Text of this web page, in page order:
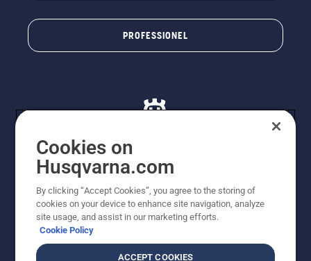
PROFESSIONEL
viste priser er vejledende udsalgspriser. Der tages
forbehold for stave- og trykfejl samt prisændringer. Vi
stræber efter at have så nøjagtige oplysningerne på
dette websted som muligt. Alle anførte priser er
vejledende udsalgspriser (inkl. moms), medmindre
Cookies on
Husqvarna.com
By clicking “Accept Cookies”, you agree to the storing of
cookies on your device to enhance site navigation, analyze
site usage, and assist in our marketing efforts.
Cookie Policy
ACCEPT COOKIES